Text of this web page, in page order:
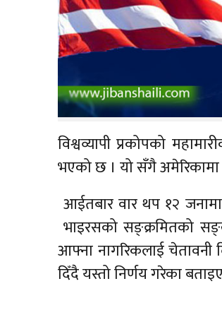
विश्वव्यापी प्रकोपको
भएको छ । यो सँगै अमेरिकामा
आईतबार वार थप १२
भाइरसको सङ्क्रमितको
आफ्ना नागरिकलाई
दिँदै यस्तो निर्णय गरेका